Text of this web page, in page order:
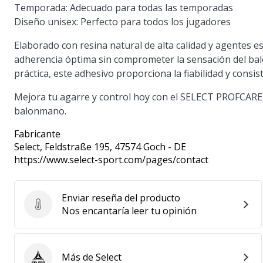
Temporada: Adecuado para todas las temporadas
Diseño unisex: Perfecto para todos los jugadores
Elaborado con resina natural de alta calidad y agentes
adherencia óptima sin comprometer la sensación del
práctica, este adhesivo proporciona la fiabilidad y
Mejora tu agarre y control hoy con el SELECT
balonmano.
Fabricante
Select, Feldstraße 195, 47574 Goch - DE
https://www.select-sport.com/pages/contact
Enviar reseña del producto
Enviar reseña del producto
Nos encantaría leer tu opinión
Más de Select